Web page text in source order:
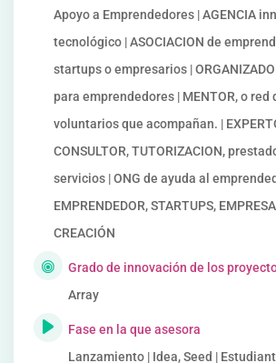
Apoyo a Emprendedores | AGENCIA
tecnológico | ASOCIACION de
startups o empresarios |
para emprendedores | MENTOR, o red
voluntarios que acompañan. |
CONSULTOR, TUTORIZACION,
servicios | ONG de ayuda al
EMPRENDEDOR, STARTUPS,
CREACIÓN
Grado de innovación de los
Array
Fase en la que asesora
Lanzamiento | Idea, Seed |